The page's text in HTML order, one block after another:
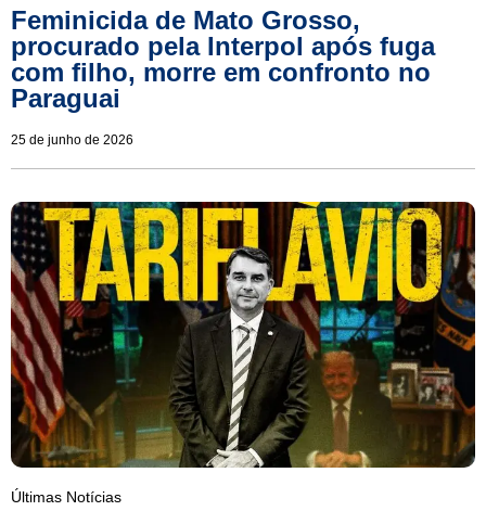
Feminicida de Mato Grosso,
procurado pela Interpol após fuga
com filho, morre em confronto no
Paraguai
25 de junho de 2026
Últimas Notícias